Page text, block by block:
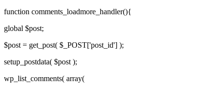
function comments_loadmore_handler(){
global $post;
$post = get_post( $_POST['post_id'] );
setup_postdata( $post );
wp_list_comments( array(